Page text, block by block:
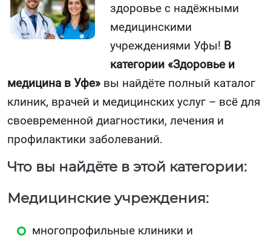
здоровье с надёжными
медицинскими
учреждениями Уфы! В
категории «Здоровье и
медицина в Уфе» вы найдёте полный каталог
клиник, врачей и медицинских услуг – всё для
своевременной диагностики, лечения и
профилактики заболеваний.
Что вы найдёте в этой категории:
Медицинские учреждения:
многопрофильные клиники и